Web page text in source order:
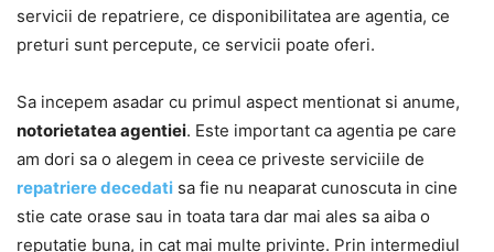
servicii de repatriere, ce disponibilitatea are agentia, ce
preturi sunt percepute, ce servicii poate oferi.
Sa incepem asadar cu primul aspect mentionat si anume,
notorietatea agentiei. Este important ca agentia pe care
am dori sa o alegem in ceea ce priveste serviciile de
repatriere decedati sa fie nu neaparat cunoscuta in cine
stie cate orase sau in toata tara dar mai ales sa aiba o
reputatie buna, in cat mai multe privinte. Prin intermediul